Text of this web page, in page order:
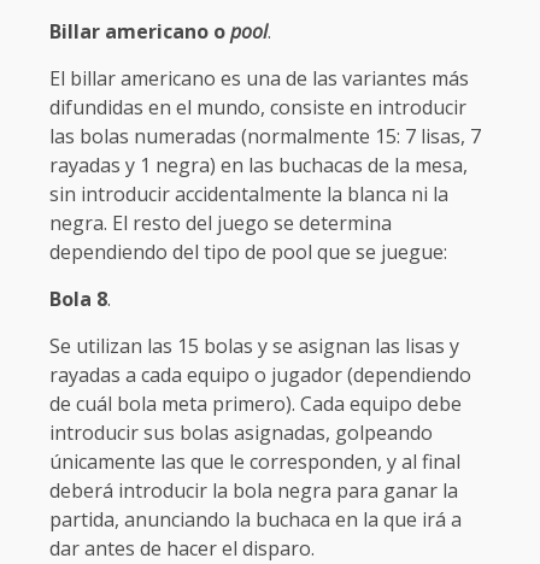
Billar americano opool.
El billar americano es una de las variantes más
difundidas en el mundo, consiste en introducir
las bolas numeradas (normalmente 15: 7 lisas, 7
rayadas y 1 negra) en las buchacas de la mesa,
sin introducir accidentalmente la blanca ni la
negra. El resto del juego se determina
dependiendo del tipo de pool que se juegue:
Bola 8.
Se utilizan las 15 bolas y se asignan las lisas y
rayadas a cada equipo o jugador (dependiendo
de cuál bola meta primero). Cada equipo debe
introducir sus bolas asignadas, golpeando
únicamente las que le corresponden, y al final
deberá introducir la bola negra para ganar la
partida, anunciando la buchaca en la que irá a
dar antes de hacer el disparo.